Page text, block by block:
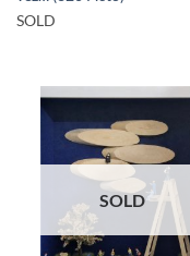
SOLD
SOLD